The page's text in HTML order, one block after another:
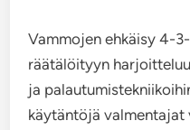
Vammojen ehkäisy 4-
räätälöityyn
ja
käytäntöjä valmentajat